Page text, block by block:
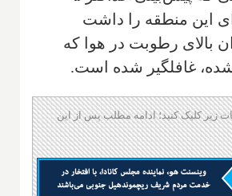
این منطقه را داشت
بالای رطوبت در هوا که
غافلگیر شده است.
زیر کلیک کنید؛ ادامه مطلب پس از این